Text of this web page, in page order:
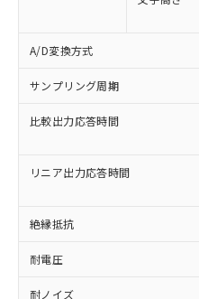
A/D変換方式
サンプリング周期
比較出力応答時間
リニア出力応答時間
絶縁抵抗
耐電圧
耐ノイズ
以下の条件をお読
本サービスは
商品の当社在庫
(税抜)を提供さ
す。
当社制御機器
本サービスの
ことをご了承
在庫状況およ
記載している
タに基づき作
覧された時点
準価格とは異
非含有に非対応の
調査・確認中：EU
非含有の対応状況
商品です。
非該当品：ライセ
害物質有無と関係の
仕入先様の事情に
いたものが、含有品
むを得ず変更するこ
*EU RoHS指令（10物質）：
鉛(Pb) 1000ppm以下、 水
六価クロム(Cr(Ⅵ))
類(PBB) 1000ppm以下、
(PBDE) 1000ppm以下、
「○」：最大均質材
基準値以下であるこ
「×」：最大均質材
「－」：未確認です
*中国RoHS10物質の基準
Pb(鉛) :1000ppm、 Hg(
Cr(Ⅵ)(六価クロム) :
ニル類) : 1000ppm、
当社は、これ
為替および外
（以下｢規制
または国外へ
国政府の輸出
可)を取得する
一定数以